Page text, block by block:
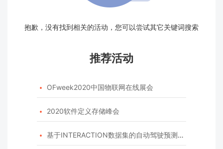
抱歉，没有找到相关的活动，您可以尝试其它关键词搜索
推荐活动
 OFweek2020中国物联网在线展会
 2020软件定义存储峰会
 基于INTERACTION数据集的自动驾驶预测模型挑战赛